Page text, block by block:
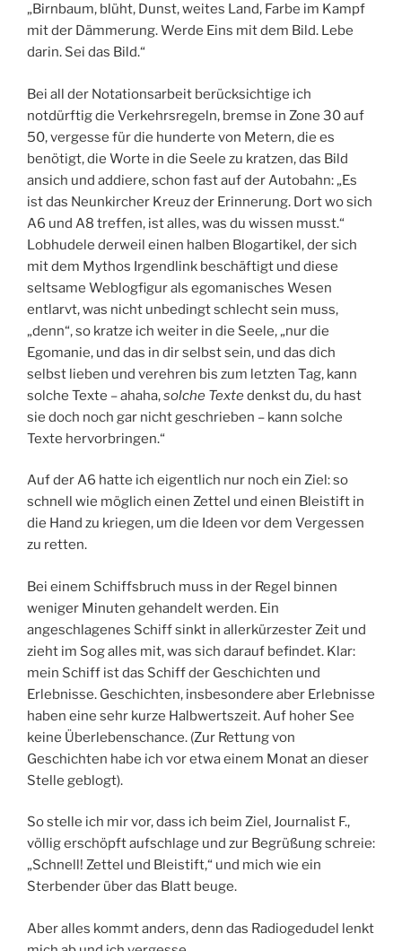
„Birnbaum, blüht, Dunst, weites Land, Farbe im Kampf
mit der Dämmerung. Werde Eins mit dem Bild. Lebe
darin. Sei das Bild.“
Bei all der Notationsarbeit berücksichtige ich
notdürftig die Verkehrsregeln, bremse in Zone 30 auf
50, vergesse für die hunderte von Metern, die es
benötigt, die Worte in die Seele zu kratzen, das Bild
ansich und addiere, schon fast auf der Autobahn: „Es
ist das Neunkircher Kreuz der Erinnerung. Dort wo sich
A6 und A8 treffen, ist alles, was du wissen musst.“
Lobhudele derweil einen halben Blogartikel, der sich
mit dem Mythos Irgendlink beschäftigt und diese
seltsame Weblogfigur als egomanisches Wesen
entlarvt, was nicht unbedingt schlecht sein muss,
„denn“, so kratze ich weiter in die Seele, „nur die
Egomanie, und das in dir selbst sein, und das dich
selbst lieben und verehren bis zum letzten Tag, kann
solche Texte – ahaha,solche Textedenkst du, du hast
sie doch noch gar nicht geschrieben – kann solche
Texte hervorbringen.“
Auf der A6 hatte ich eigentlich nur noch ein Ziel: so
schnell wie möglich einen Zettel und einen Bleistift in
die Hand zu kriegen, um die Ideen vor dem Vergessen
zu retten.
Bei einem Schiffsbruch muss in der Regel binnen
weniger Minuten gehandelt werden. Ein
angeschlagenes Schiff sinkt in allerkürzester Zeit und
zieht im Sog alles mit, was sich darauf befindet. Klar:
mein Schiff ist das Schiff der Geschichten und
Erlebnisse. Geschichten, insbesondere aber Erlebnisse
haben eine sehr kurze Halbwertszeit. Auf hoher See
keine Überlebenschance. (Zur Rettung von
Geschichten habe ich vor etwa einem Monat an dieser
Stelle geblogt).
So stelle ich mir vor, dass ich beim Ziel, Journalist F.,
völlig erschöpft aufschlage und zur Begrüßung schreie:
„Schnell! Zettel und Bleistift,“ und mich wie ein
Sterbender über das Blatt beuge.
Aber alles kommt anders, denn das Radiogedudel lenkt